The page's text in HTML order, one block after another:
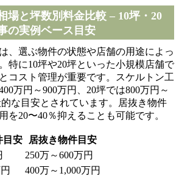
場と坪数別料金比較 – 10坪・20
の実例ベース目安
、選ぶ物件の状態や店舗の用途によっ
特に10坪や20坪といった小規模店舗で
コスト管理が重要です。スケルトン工
万円～900万円、20坪では800万円～
な目安とされています。居抜き物件
を20〜40％抑えることも可能です。
目安
居抜き物件目安
250万～600万円
400万～1,000万円